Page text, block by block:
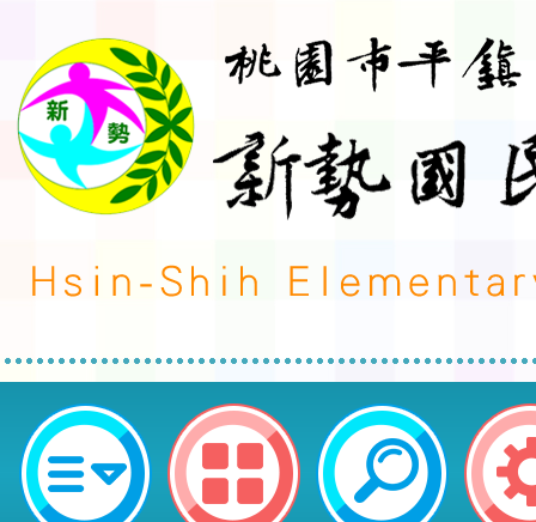
為提升校園情緒照顧能量，落實社
（SEL）於校園實務，特舉辦免費
師的SEL必修課：如何先安定自己